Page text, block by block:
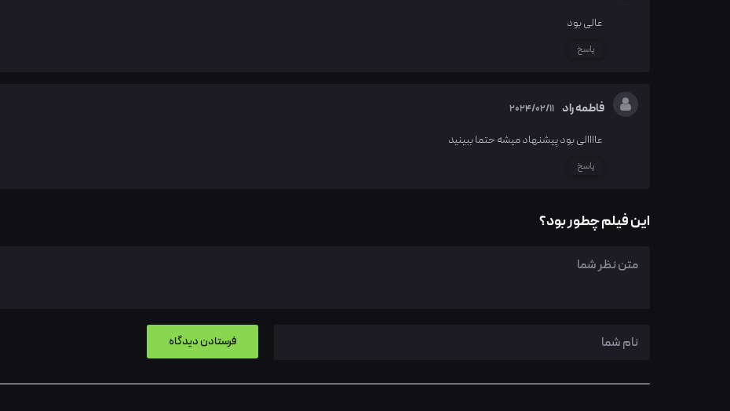
عالی بود
پاسخ
فاطمه راد 2024/02/11
عاااالی بود پیشنهاد میشه حتما ببینید
پاسخ
این فیلم چطور بود؟